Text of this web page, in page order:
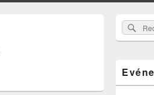
Zone
principale
de
barre
sur
site